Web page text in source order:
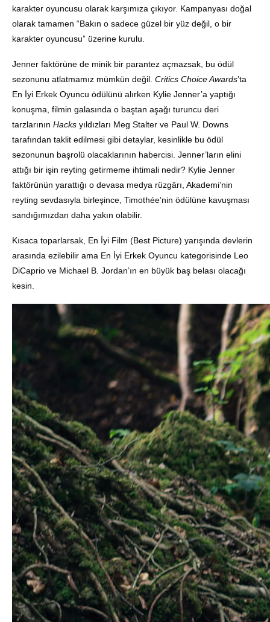
karakter oyuncusu olarak karşımıza çıkıyor. Kampanyası doğal
olarak tamamen “Bakın o sadece güzel bir yüz değil, o bir
karakter oyuncusu” üzerine kurulu.
Jenner faktörüne de minik bir parantez açmazsak, bu ödül
sezonunu atlatmamız mümkün değil. Critics Choice Awards’ta
En İyi Erkek Oyuncu ödülünü alırken Kylie Jenner’a yaptığı
konuşma, filmin galasında o baştan aşağı turuncu deri
tarzlarının Hacks yıldızları Meg Stalter ve Paul W. Downs
tarafından taklit edilmesi gibi detaylar, kesinlikle bu ödül
sezonunun başrolü olacaklarının habercisi. Jenner’ların elini
attığı bir işin reyting getirmeme ihtimali nedir? Kylie Jenner
faktörünün yarattığı o devasa medya rüzgârı, Akademi’nin
reyting sevdasıyla birleşince, Timothée’nin ödülüne kavuşması
sandığımızdan daha yakın olabilir.
Kısaca toparlarsak, En İyi Film (Best Picture) yarışında devlerin
arasında ezilebilir ama En İyi Erkek Oyuncu kategorisinde Leo
DiCaprio ve Michael B. Jordan’ın en büyük baş belası olacağı
kesin.